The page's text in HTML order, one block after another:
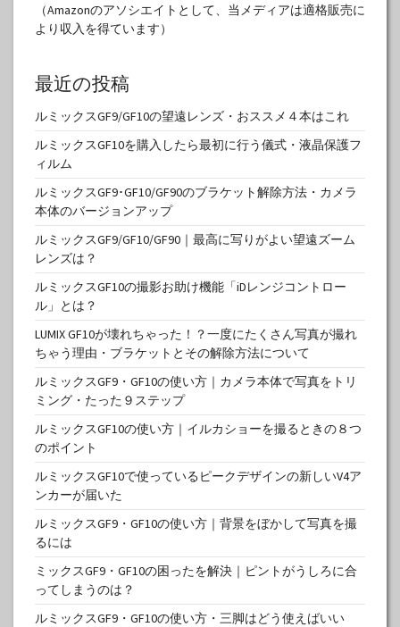
（Amazonのアソシエイトとして、当メディアは適格販売に
より収入を得ています）
最近の投稿
ルミックスGF9/GF10の望遠レンズ・おススメ４本はこれ
ルミックスGF10を購入したら最初に行う儀式・液晶保護フ
ィルム
ルミックスGF9･GF10/GF90のブラケット解除方法・カメラ
本体のバージョンアップ
ルミックスGF9/GF10/GF90｜最高に写りがよい望遠ズーム
レンズは？
ルミックスGF10の撮影お助け機能「iDレンジコントロー
ル」とは？
LUMIX GF10が壊れちゃった！？一度にたくさん写真が撮れ
ちゃう理由・ブラケットとその解除方法について
ルミックスGF9・GF10の使い方｜カメラ本体で写真をトリ
ミング・たった９ステップ
ルミックスGF10の使い方｜イルカショーを撮るときの８つ
のポイント
ルミックスGF10で使っているピークデザインの新しいV4ア
ンカーが届いた
ルミックスGF9・GF10の使い方｜背景をぼかして写真を撮
るには
ミックスGF9・GF10の困ったを解決｜ピントがうしろに合
ってしまうのは？
ルミックスGF9・GF10の使い方・三脚はどう使えばいい